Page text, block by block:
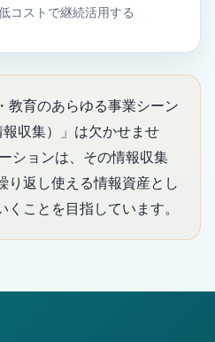
コストで継続活用する
教育のあらゆる事業シーン
収集）」は欠かせませ
ションは、その情報収集
り返し使える情報資産とし
ことを目指しています。